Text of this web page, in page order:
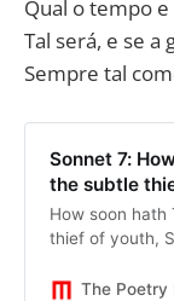
Qual o tempo
Tal será, e se a
Sempre tal
Sonnet 7:
the subtle
How soon hath
thief of youth,
hasting days
The Poetry